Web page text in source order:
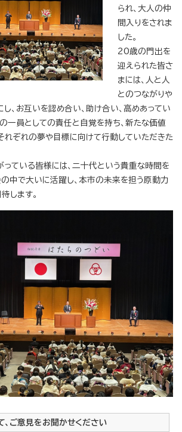
られ、大人の仲
間入りをされま
した。
20歳の門出を
迎えられた皆さ
まには、人と人
とのつながりや
、お互いを認め合い、助け合い、高めあってい
一員としての責任と自覚を持ち、新たな価値
れぞれの夢や目標に向けて行動していただきた
ている皆様には、二十代という貴重な時間を
中で大いに活躍し、本市の未来を担う原動力
します。
、ご意見をお聞かせください